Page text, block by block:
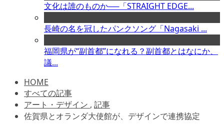
文化は誰のものか──「STRAIGHT EDGE...
長崎の名を冠したパンクソング「Nagasaki ...
福岡県が“副首都”になれる？副首都とはなにか、
議...
HOME
すべての記事
アート・デザイン , 記事
佐賀県とオランダ大使館が、デザインで連携協定